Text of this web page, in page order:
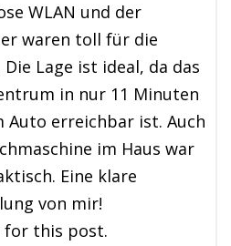
WLAN und der
waren toll für die
Die Lage ist ideal, da das
in nur 11 Minuten
Auto erreichbar ist. Auch
im Haus war
Eine klare
von mir!
for this post.